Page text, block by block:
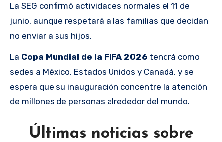
La SEG confirmó actividades normales el 11 de
junio, aunque respetará a las familias que decidan
no enviar a sus hijos.
La Copa Mundial de la FIFA 2026 tendrá como
sedes a México, Estados Unidos y Canadá, y se
espera que su inauguración concentre la atención
de millones de personas alrededor del mundo.
Últimas noticias sobre